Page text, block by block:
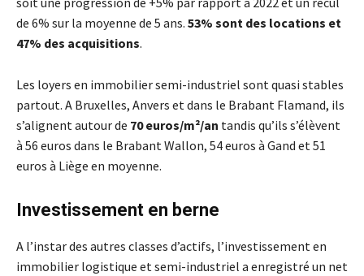
de 6% sur la moyenne de 5 ans. 53% sont des locations et
47% des acquisitions.
Les loyers en immobilier semi-industriel sont quasi stables
partout. A Bruxelles, Anvers et dans le Brabant Flamand, ils
s’alignent autour de 70 euros/m²/an tandis qu’ils s’élèvent
à 56 euros dans le Brabant Wallon, 54 euros à Gand et 51
euros à Liège en moyenne.
Investissement en berne
A l’instar des autres classes d’actifs, l’investissement en
immobilier logistique et semi-industriel a enregistré un net